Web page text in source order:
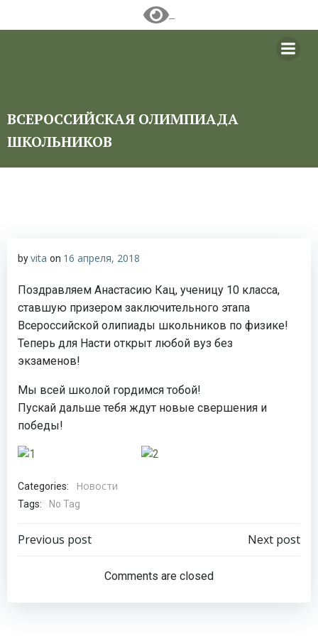
ВСЕРОССИЙСКАЯ ОЛИМПИАДА
ШКОЛЬНИКОВ
byvita on 16 апреля, 2018
Поздравляем Анастасию Кац, ученицу 10 класса,
ставшую призером заключительного этапа
Всероссийской олипиады школьников по физике!
Теперь для Насти открыт любой вуз без
экзаменов!
Мы всей школой гордимся тобой!
Пускай дальше тебя ждут новые свершения и
победы!
Categories: Новости
Tags: No Tag
Навигация
записям
Previous post
Навигация
по
записям
Next post
Comments are closed